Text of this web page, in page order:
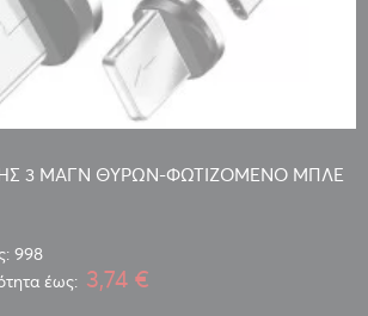
3 ΜΑΓΝ ΘΥΡΩΝ-ΦΩΤΙΖΟΜΕΝΟ ΜΠΛΕ
998
έως: 3,74 €